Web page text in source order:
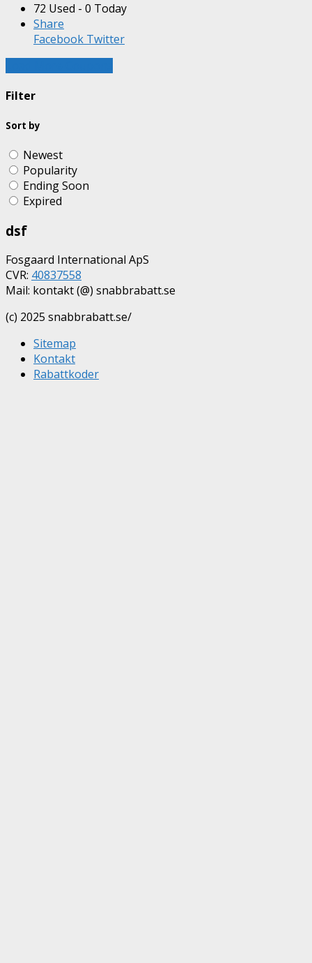
72 Used - 0 Today
Share
Facebook Twitter
Filter
Sort by
Newest
Popularity
Ending Soon
Expired
dsf
Fosgaard International ApS
CVR: 40837558
Mail: kontakt (@) snabbrabatt.se
(c) 2025 snabbrabatt.se/
Sitemap
Kontakt
Rabattkoder